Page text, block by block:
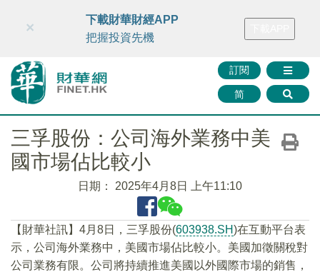
財華智庫網 FINTV FINMETA 財華證券 媒體矩陣
訂閱
简
×
下載財華財經APP
把握投資先機
三孚股份：公司海外業務中美
國市場佔比較小
日期： 2025年4月8日 上午11:10
【財華社訊】4月8日，三孚股份(603938.SH)在互動平台表
示，公司海外業務中，美國市場佔比較小。美國加徵關稅對
公司業務有限。公司將持續推進美國以外國際市場的銷售，